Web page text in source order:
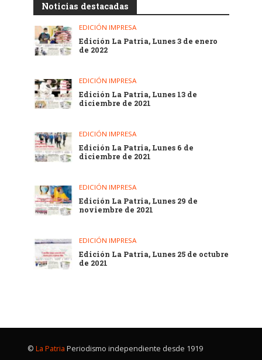
Noticias destacadas
EDICIÓN IMPRESA
Edición La Patria, Lunes 3 de enero
de 2022
EDICIÓN IMPRESA
Edición La Patria, Lunes 13 de
diciembre de 2021
EDICIÓN IMPRESA
Edición La Patria, Lunes 6 de
diciembre de 2021
EDICIÓN IMPRESA
Edición La Patria, Lunes 29 de
noviembre de 2021
EDICIÓN IMPRESA
Edición La Patria, Lunes 25 de octubre
de 2021
© La Patria Periodismo independiente desde 1919